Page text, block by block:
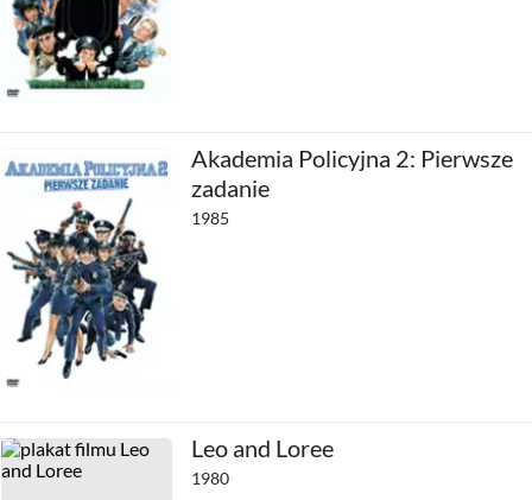
Akademia Policyjna 2: Pierwsze
zadanie
1985
Leo and Loree
1980